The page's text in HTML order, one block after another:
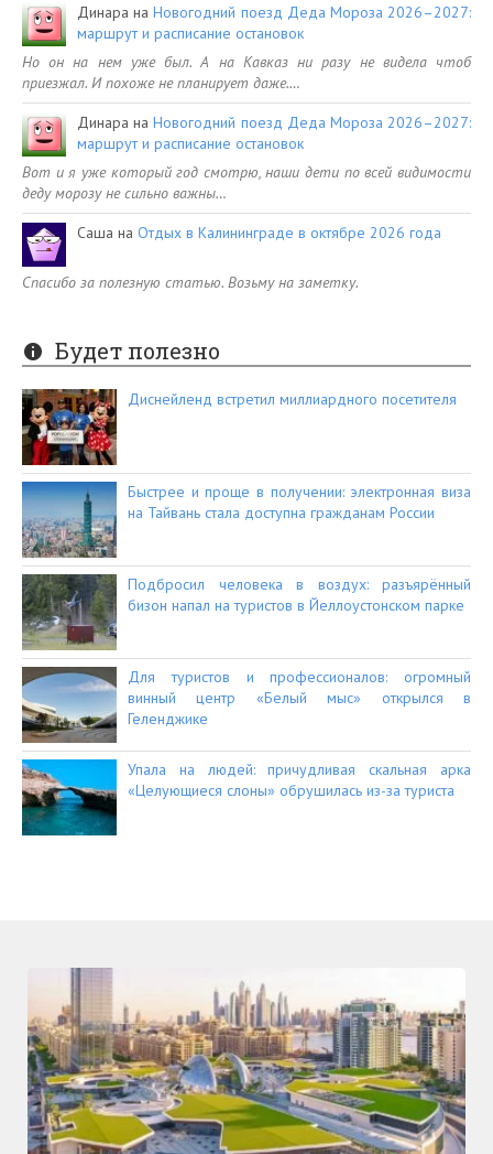
Динара наНовогодний поезд Деда Мороза 2026–2027:
маршрут и расписание остановок
Но он на нем уже был. А на Кавказ ни разу не видела чтоб
приезжал. И похоже не планирует даже.…
Динара наНовогодний поезд Деда Мороза 2026–2027:
маршрут и расписание остановок
Вот и я уже который год смотрю, наши дети по всей видимости
деду морозу не сильно важны…
Саша на Отдых в Калининграде в октябре 2026 года
Спасибо за полезную статью. Возьму на заметку.
Будет полезно
Диснейленд встретил миллиардного посетителя
Быстрее и проще в получении: электронная виза
на Тайвань стала доступна гражданам России
Подбросил человека в воздух: разъярённый
бизон напал на туристов в Йеллоустонском парке
Для туристов и профессионалов: огромный
винный центр «Белый мыс» открылся в
Геленджике
Упала на людей: причудливая скальная арка
«Целующиеся слоны» обрушилась из-за туриста